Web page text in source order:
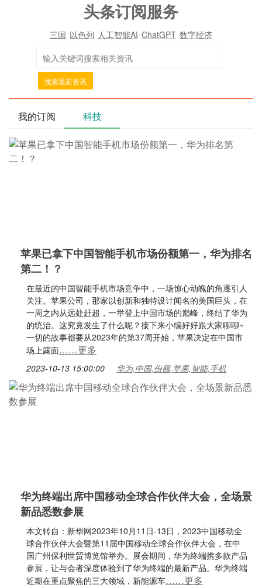
头条订阅服务
三国 以色列 人工智能AI ChatGPT 数字经济
搜索最新资讯
我的订阅 科技
苹果已拿下中国智能手机市场份额第一，华为排名
第二！？
在最近的中国智能手机市场竞争中，一场惊心动魄的角逐引人
关注。苹果公司，那家以创新和独特设计闻名的美国巨头，在
一周之内从远处赶超，一举登上中国市场的巅峰，终结了华为
的统治。这究竟发生了什么呢？接下来小编好好跟大家聊聊~
一切的故事都要从2023年的第37周开始，苹果决定在中国市
场上露面……更多
2023-10-13 15:00:00 华为,中国,份额,苹果,智能,手机
华为终端出席中国移动全球合作伙伴大会，全场景
新品悉数参展
本文转自：新华网2023年10月11日-13日，2023中国移动全
球合作伙伴大会暨第11届中国移动全球合作伙伴大会，在中
国广州保利世贸博览馆举办。展会期间，华为终端携多款产品
参展，让与会者深度体验到了华为终端的最新产品。华为终端
近期在重点聚焦的三大领域，新能源车……更多